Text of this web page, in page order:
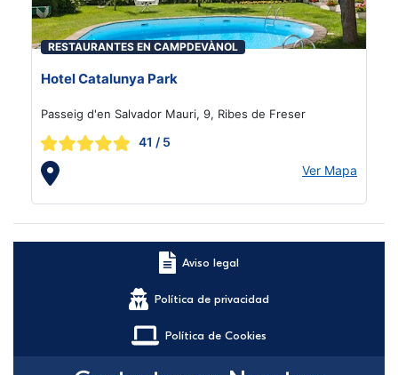
RESTAURANTES EN CAMPDEVÀNOL
Hotel Catalunya Park
Passeig d'en Salvador Mauri, 9, Ribes de Freser
41 / 5
Ver Mapa
Aviso legal
Política de privacidad
Política de Cookies